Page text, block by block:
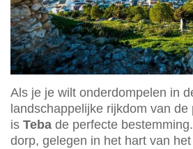
Als je je wilt onderdompelen in
landschappelijke rijkdom van
is Teba de perfecte
dorp, gelegen in het hart van